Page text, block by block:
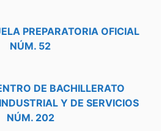
PREPARATORIA OFICIAL
NÚM. 52
DE BACHILLERATO
Y DE SERVICIOS
NÚM. 202